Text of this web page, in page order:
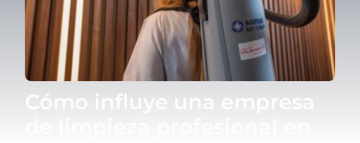
Blog
Contacto
Cómo influye una empresa